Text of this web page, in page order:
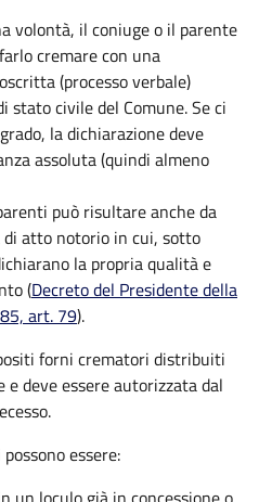
volontà, il coniuge o il parente
cremare con una
(processo verbale)
civile del Comune. Se ci
la dichiarazione deve
assoluta (quindi almeno
può risultare anche da
atto notorio in cui, sotto
la propria qualità e
(Decreto del Presidente della
art. 79).
forni crematori distribuiti
deve essere autorizzata dal
essere: